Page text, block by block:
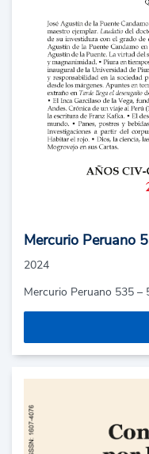
Mercurio Peruano
2024
Mercurio Peruano 535 –